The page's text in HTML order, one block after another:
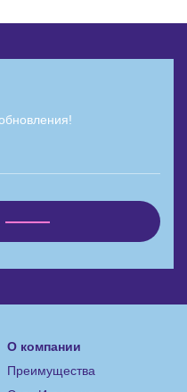
О компании
Преимущества